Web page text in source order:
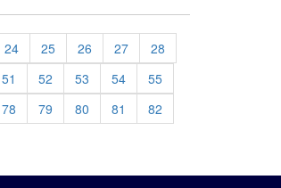
24 25 26 27
28
51 52 53 54
55
78 79 80 81
82